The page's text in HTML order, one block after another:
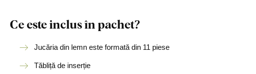
Ce este inclus în pachet?
Jucăria din lemn este formată din 11 piese
Tăbliță de inserție